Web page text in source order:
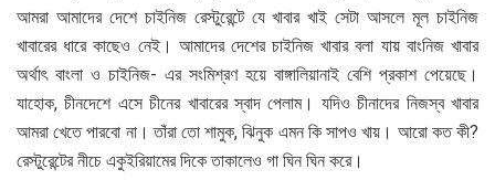
আমরা আমাদের দেশে চাইনিজ রেস্টুরেন্টে যে খাবার খাই সেটা আসলে মূল চাইনিজ
খাবারের ধারে কাছেও নেই। আমাদের দেশের চাইনিজ খাবার বলা যায় বাংনিজ খাবার
অর্থাৎ বাংলা ও চাইনিজ- এর সংমিশ্রণ হয়ে বাঙ্গালিয়ানাই বেশি প্রকাশ পেয়েছে।
যাহোক, চীনদেশে এসে চীনের খাবারের স্বাদ পেলাম। যদিও চীনাদের নিজস্ব খাবার
আমরা খেতে পারবো না। তাঁরা তো শামুক, ঝিনুক এমন কি সাপও খায়। আরো কত কী?
রেস্টুরেন্টের নীচে একুইরিয়ামের দিকে তাকালেও গা ঘিন ঘিন করে।